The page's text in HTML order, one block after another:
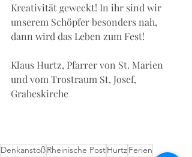
Kreativität geweckt! In ihr sind wir
unserem Schöpfer besonders nah,
dann wird das Leben zum Fest!
Klaus Hurtz, Pfarrer von St. Marien
und vom Trostraum St, Josef,
Grabeskirche
DenkanstoßRheinische PostHurtzFerien